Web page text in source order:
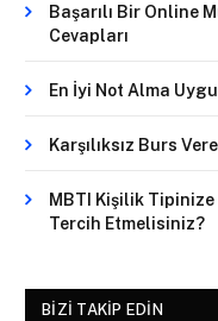
Başarılı Bir Online
Cevapları
En İyi Not Alma
Karşılıksız Burs
MBTI Kişilik Tipinize
Tercih Etmelisiniz?
BIZI TAKIP EDIN